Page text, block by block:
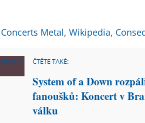
Concerts Metal, Wikipedia,
ČTĚTE TAKÉ:
System of a Down
fanoušků: Koncert v
válku